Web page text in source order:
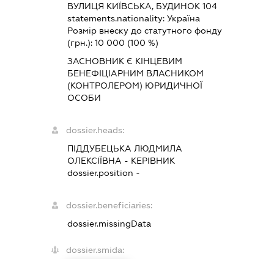
ВУЛИЦЯ КИЇВСЬКА, БУДИНОК 104
statements.nationality:Україна
Розмір внеску до статутного фонду
(грн.):10 000 (100 %)
ЗАСНОВНИК Є КІНЦЕВИМ
БЕНЕФІЦІАРНИМ ВЛАСНИКОМ
(КОНТРОЛЕРОМ) ЮРИДИЧНОЇ
ОСОБИ
dossier.heads:
ПІДДУБЕЦЬКА ЛЮДМИЛА
ОЛЕКСІЇВНА - КЕРІВНИК
dossier.position -
dossier.beneficiaries:
dossier.missingData
dossier.smida: